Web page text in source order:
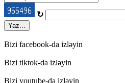
↻
Yaz...
Bizi facebook-da izləyin
Bizi tiktok-da izləyin
Bizi youtube-da izləyin